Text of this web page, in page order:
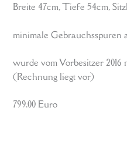
Breite 47cm, Tiefe 54cm,
minimale Gebrauchsspuren
wurde vom Vorbesitzer
(Rechnung liegt vor)
799.00 Euro